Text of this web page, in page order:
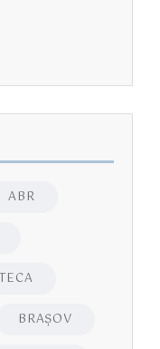
ABR
BRAŞOV